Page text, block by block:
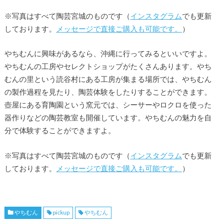
※写真はすべて陶芸宮城のものです（インスタグラムでも更新
しております。
メッセージで直接ご購入も可能です。 ）
やちむんに興味があるなら、沖縄に行ってみるといいですよ。
やちむんの工房やセレクトショップがたくさんあります。やち
むんの里という読谷村にある工房が集まる場所では、やちむん
の製作過程を見たり、陶芸体験をしたりすることができます。
壺屋にある育陶園という窯元では、シーサーやロクロを使った
器作りなどの陶芸教室も開催しています。やちむんの魅力を自
分で体験することができますよ。
※写真はすべて陶芸宮城のものです（インスタグラムでも更新
しております。
メッセージで直接ご購入も可能です。 ）
やちむん pickup やちむん